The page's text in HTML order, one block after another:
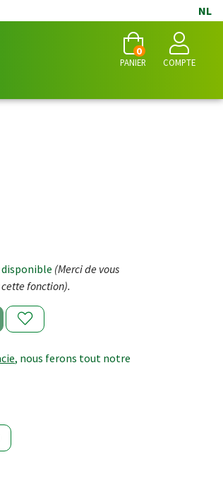
NL
PANIER
0
COMPTE
(Merci de vous
fonction).
, nous ferons tout notre